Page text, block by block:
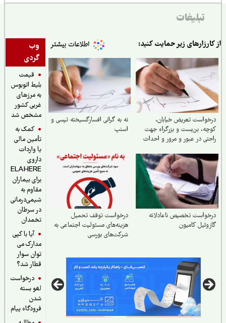
تبلیغات
وب
گردی
قیمت
بلیط اتوبوس
به مرزهای
غربی کشور
مشخص شد
کمک به
تأمین مالی
یا واردات
داروی
ELAHERE
برای بیماران
مقاوم به
شیمی‌درمانی
در سرطان
تخمدان
آیا با کپی
مدارک می
توان سوار
قطار شد؟
درخواست
لغو بسته
فرودگاه پیام
زیر حمایت کنید:
تعریض خیابان،
بن‌بست و بزرگراه جهت
در عبور و مرور و احداث
نه به گرانی افسارگسیخته تپسی و
تخصیص ناعادلانه
کامیون
درخواست توقف تحمیل
هزینه‌های مسئولیت اجتماعی به
شرکت‌های بورسی